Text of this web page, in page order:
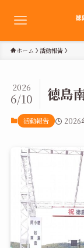
ホーム 活動報告
徳島
2026
6/10
活動報告 2026